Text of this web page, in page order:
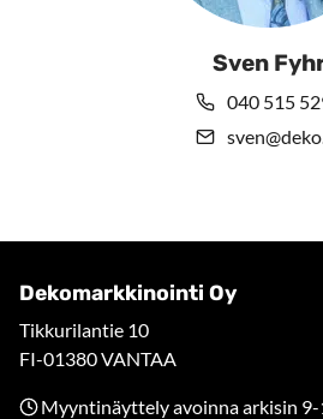
Sven
040 515
Dekomarkkinointi Oy
Tikkurilantie 10
FI-01380 VANTAA
Myyntinäyttely avoinna arkisin 9-